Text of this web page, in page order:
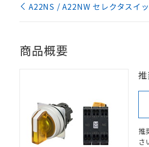
A22NS / A22NW セレクタスイ
商品概要
推
さ